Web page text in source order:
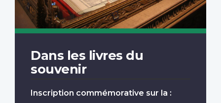
Dans les livres du
souvenir
Inscription commémorative sur la :